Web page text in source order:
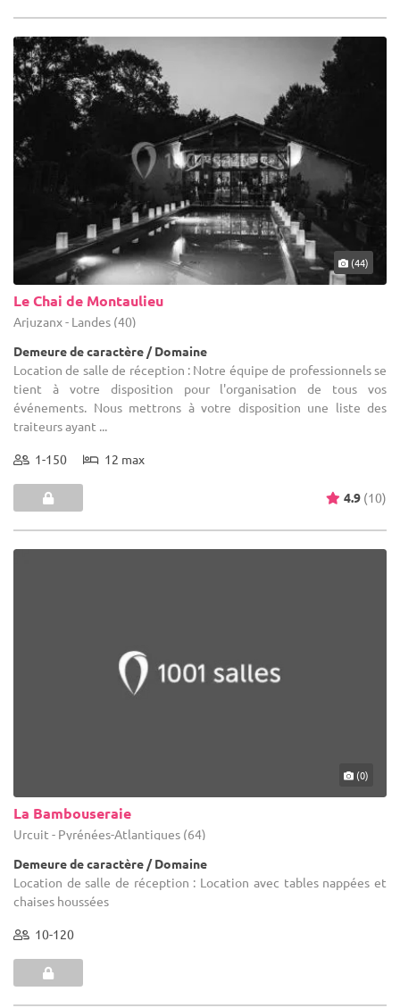
(44)
Le Chai de Montaulieu
Arjuzanx - Landes (40)
Demeure de caractère / Domaine
Location de salle de réception : Notre équipe de professionnels se
tient à votre disposition pour l'organisation de tous vos
événements. Nous mettrons à votre disposition une liste des
traiteurs ayant ...
1-150 12 max
4.9 (10)
(0)
La Bambouseraie
Urcuit - Pyrénées-Atlantiques (64)
Demeure de caractère / Domaine
Location de salle de réception : Location avec tables nappées et
chaises houssées
10-120